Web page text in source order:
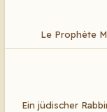
Le Prophète
Ein jüdischer